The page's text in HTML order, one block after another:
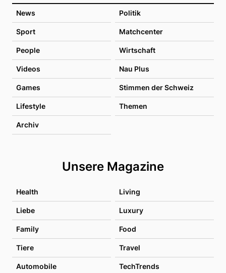
News Politik
Sport Matchcenter
People Wirtschaft
Videos Nau Plus
Games Stimmen der Schweiz
Lifestyle Themen
Archiv
Unsere Magazine
Health Living
Liebe Luxury
Family Food
Tiere Travel
Automobile TechTrends